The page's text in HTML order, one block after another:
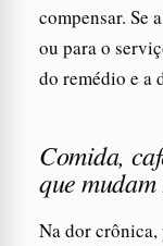
compensar. Se
ou para o
do remédio e a
Comida,
que
Na dor crônica,